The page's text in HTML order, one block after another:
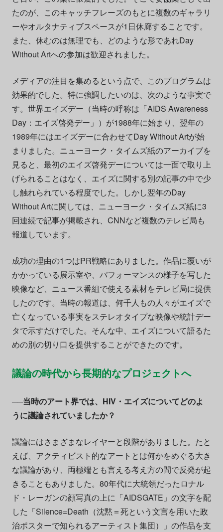
たのが、このキャッチフレーズのもとに複数のギャラリ
ーやオルタナティブスペースが1日休廊することです。
また、休むのは無理でも、どのような形であれDay
Without Artへの参加は歓迎されました。
メディアの注目を集めるという点で、このプログラムは
効果的でした。特に強調したいのは、次のような事実で
す。世界エイズデー（当時の呼称は「AIDS Awareness
Day：エイズ啓発デー」）が1988年に始まり、翌年の
1989年にはエイズデーに合わせてDay Without Artが始
まりました。ニューヨーク・タイムズ紙のアーカイブを
見ると、最初のエイズ啓発デーについては一面で取り上
げられることはなく、エイズに関する別の記事の中で少
し触れられている程度でした。しかし翌年のDay
Without Artに関しては、ニューヨーク・タイムズ紙に3
回連続で記事が掲載され、CNNなど複数のテレビ局も
報道しています。
成功の理由の1つはPR戦略にありました。作品に覆いが
かかっている展示室や、パフォーマンスの様子を写した
映像など、ニュース番組で使える素材をテレビ局に提供
したのです。当時の報道は、何千人もの人々がエイズで
亡くなっている事実をステレオタイプな映像や統計デー
タで示すだけでした。そんな中、エイズについて語るた
めの別の切り口を提供することができたのです。
議論の時代から長期的なプロジェクトへ
──当時のアート界では、HIV・エイズについてどのよ
うに議論されていましたか？
議論にはさまざまなレイヤーと段階がありました。たと
えば、アクティビスト的なアートとは何かをめぐる大き
な議論があり、両極端とも言える考え方の間で反発が起
きることもありました。80年代に大統領だったロナル
ド・レーガンの顔写真の上に「AIDSGATE」の文字を配
した「Silence=Death（沈黙＝死という文言を用いた政
治ポスターで知られるアーティスト集団）」の作品を支